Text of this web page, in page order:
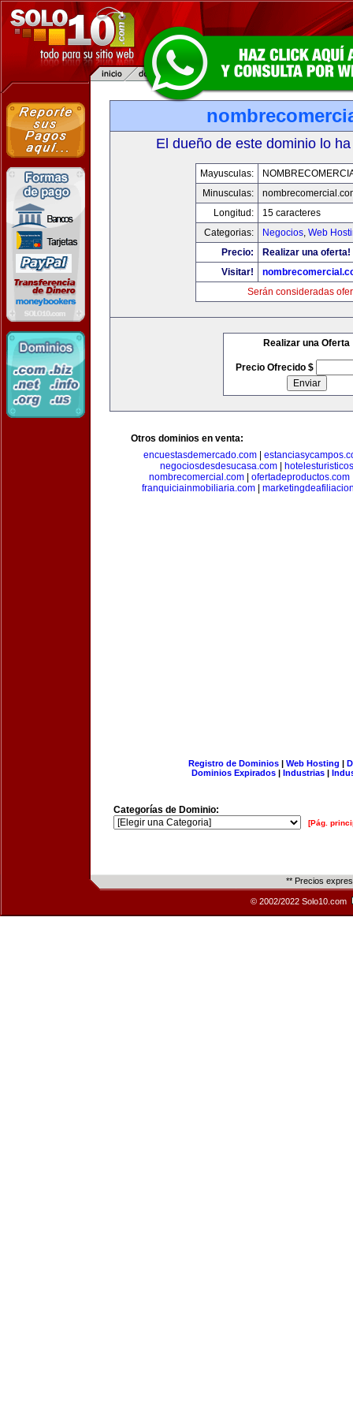
El dueño de este dominio lo
Mayusculas:
Minusculas:
Longitud:
15 caracteres
Categorias:
Negocios, Web
Precio:
Realizar una oferta!
Visitar!
Serán consideradas
Realizar una Oferta
Precio Ofrecido $
Otros dominios en venta:
encuestasdemercado.com
negociosdesdesucasa.com
nombrecomercial.com
ofertadeproductos.com
franquiciainmobiliaria.com
Registro de Dominios| Web Hosting |
Dominios Expirados | Industrias |
Categorías de Dominio:
[Pág.
** Precios
© 2002/2022 Solo10.com